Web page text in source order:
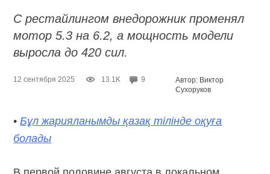
С рестайлингом внедорожник променял
мотор 5.3 на 6.2, а мощность модели
выросла до 420 сил.
12 сентября 2025 13.1K 9
Автор: Виктор
Сухоруков
•Бұл жарияланымды қазақ тілінде оқуға
болады